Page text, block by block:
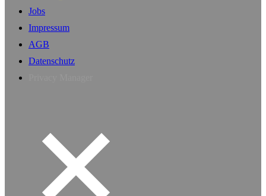
Jobs
Impressum
AGB
Datenschutz